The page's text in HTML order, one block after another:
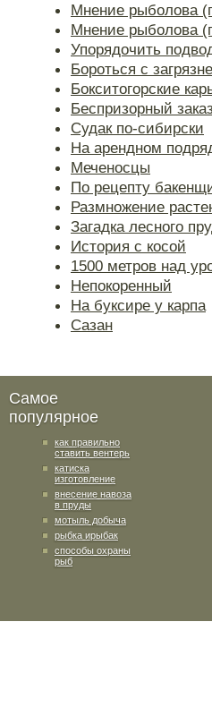
Мнение рыболова
Мнение рыболова
Упорядочить
Бороться с
Бокситогорские
Беспризорный
Судак по-сибирски
На арендном
Меченосцы
По рецепту
Размножение
Загадка лесного
История с косой
1500 метров над
Непокоренный
На буксире у карпа
Сазан
Самое
популярное
как правильно
ставить вентерь
катиска
изготовление
внесение навоза
в пруды
мотыль добыча
рыбка ирыбак
способы охраны
рыб